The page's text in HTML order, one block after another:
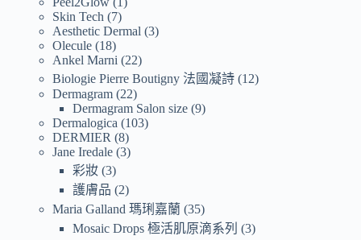
Skin Tech
7
Aesthetic Dermal 3
Olecule 18
Ankel Marni
22
Biologie Pierre Boutigny 法國凝詩 12
Dermagram 22
Dermagram Salon size 9
Dermalogica
103
DERMIER
8
Jane Iredale 3
彩妝 3
護膚品
2
Maria Galland 瑪琍嘉蘭 35
Mosaic Drops 極活肌原滴系列
3